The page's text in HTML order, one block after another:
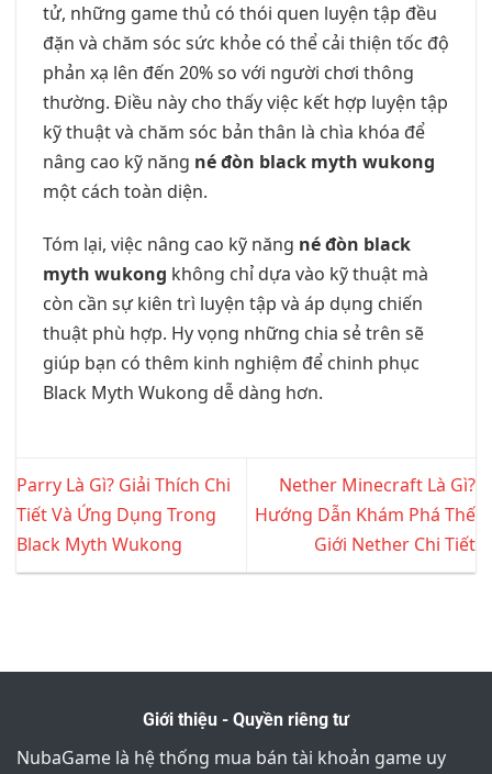
tử, những game thủ có thói quen luyện tập đều
đặn và chăm sóc sức khỏe có thể cải thiện tốc độ
phản xạ lên đến 20% so với người chơi thông
thường. Điều này cho thấy việc kết hợp luyện tập
kỹ thuật và chăm sóc bản thân là chìa khóa để
nâng cao kỹ năng né đòn black myth wukong
một cách toàn diện.
Tóm lại, việc nâng cao kỹ năng né đòn black
myth wukong không chỉ dựa vào kỹ thuật mà
còn cần sự kiên trì luyện tập và áp dụng chiến
thuật phù hợp. Hy vọng những chia sẻ trên sẽ
giúp bạn có thêm kinh nghiệm để chinh phục
Black Myth Wukong dễ dàng hơn.
Parry Là Gì? Giải Thích Chi
Tiết Và Ứng Dụng Trong
Black Myth Wukong
Nether Minecraft Là Gì?
Hướng Dẫn Khám Phá Thế
Giới Nether Chi Tiết
Giới thiệu - Quyền riêng tư
NubaGame là hệ thống mua bán tài khoản game uy